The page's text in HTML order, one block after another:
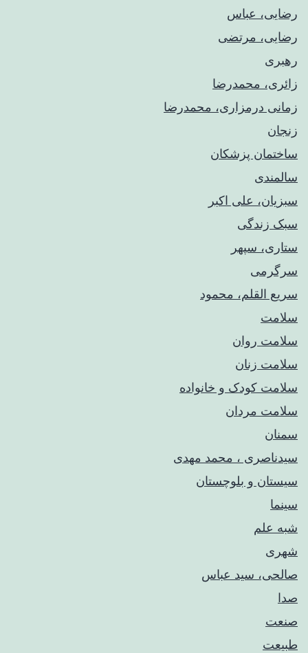
رضایی، عباس
رضایی، مرتضی
رهبری
زائری، محمدرضا
زمانی درمزاری، محمدرضا
زنجان
ساختمان پزشکان
سالمندی
سبزیان، علی اکبر
سبک زندگی
ستاری، سپهر
سرگرمی
سریع القلم، محمود
سلامت
سلامت روان
سلامت زنان
سلامت کودک‌ و خانواده
سلامت مردان
سمنان
سیدناصری ، محمد مهدی
سیستان و بلوچستان
سینما
شبه علم
شهری
صالحی، سید عباس
صدا
صنعت
طبیعت